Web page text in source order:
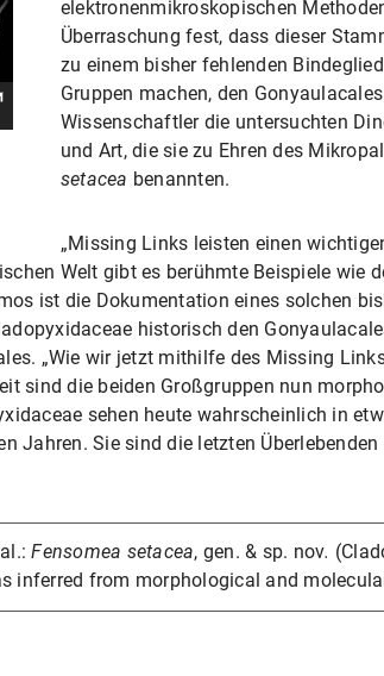
elektronenmikroskopischen
Überraschung fest, dass dieser
zu einem bisher fehlenden
Gruppen machen, den
Wissenschaftler die untersuchten
und Art, die sie zu Ehren des
setacea benannten.
„Missing Links leisten einen
Welt gibt es berühmte Beispiele wie
ist die Dokumentation eines solchen
historisch den
„Wie wir jetzt mithilfe des Missing
sind die beiden Großgruppen nun
sehen heute wahrscheinlich in
Jahren. Sie sind die letzten
al.:Fensomea setacea, gen. & sp. nov.
inferred from morphological and